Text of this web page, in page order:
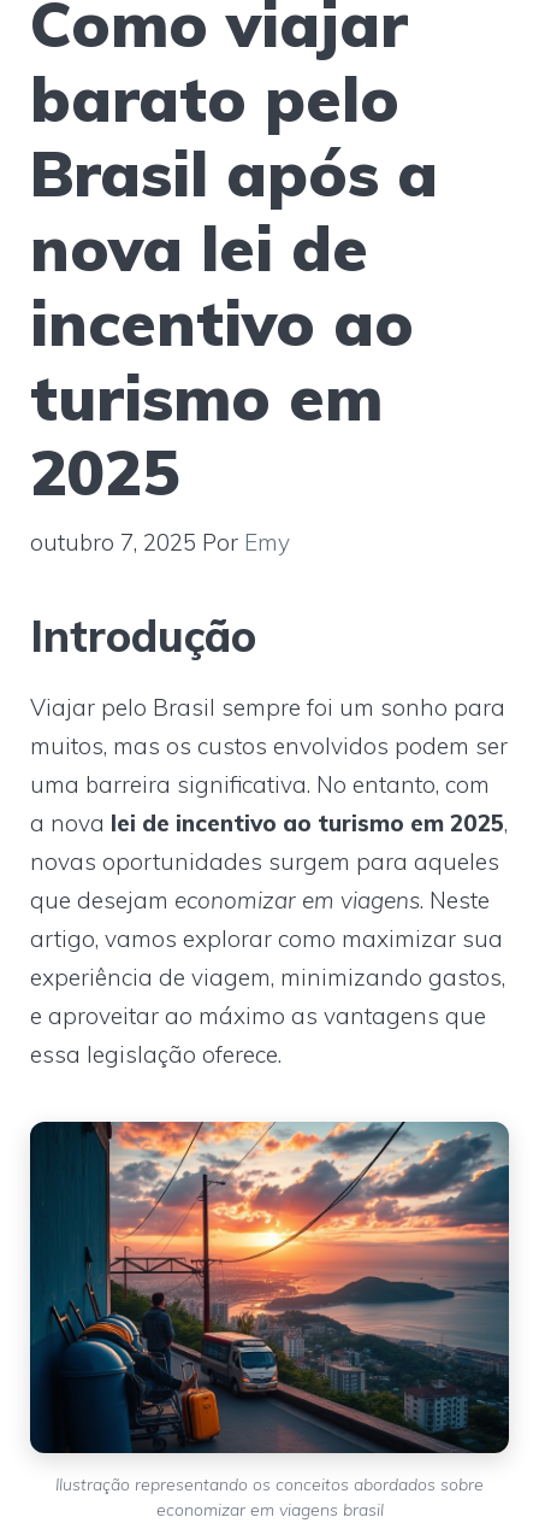
Como viajar
barato pelo
Brasil após a
nova lei de
incentivo ao
turismo em
2025
outubro 7, 2025 Por Emy
Introdução
Viajar pelo Brasil sempre foi um sonho para
muitos, mas os custos envolvidos podem ser
uma barreira significativa. No entanto, com
a nova lei de incentivo ao turismo em 2025,
novas oportunidades surgem para aqueles
que desejam economizar em viagens. Neste
artigo, vamos explorar como maximizar sua
experiência de viagem, minimizando gastos,
e aproveitar ao máximo as vantagens que
essa legislação oferece.
Ilustração representando os conceitos abordados sobre
economizar em viagens brasil